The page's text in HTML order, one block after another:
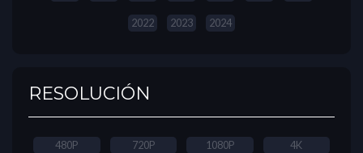
2022 2023 2024
RESOLUCIÓN
480P 720P 1080P 4K